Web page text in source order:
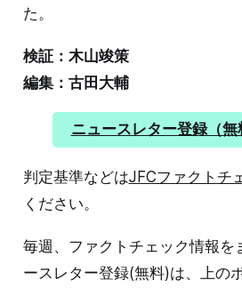
た。
検証：木山竣策
編集：古田大輔
ニュースレター登録（無
判定基準などはJFCファクトチ
ください。
毎週、ファクトチェック情報を
ースレター登録(無料)は、上の